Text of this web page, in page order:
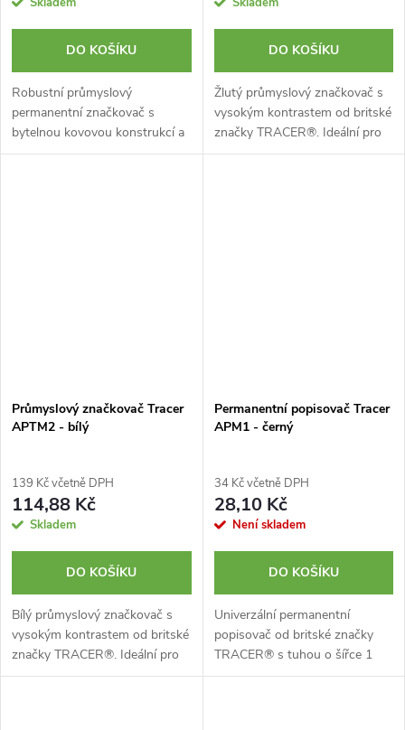
DO KOŠÍKU
Robustní průmyslový
permanentní značkovač s
bytelnou kovovou konstrukcí a
trvanlivým hrotem od britské
DO KOŠÍKU
Žlutý průmyslový značkovač s
vysokým kontrastem od britské
značky TRACER®. Ideální pro
značení skla, porcelánu a
Průmyslový značkovač Tracer
APTM2 - bílý
139 Kč včetně DPH
114,88 Kč
Skladem
DO KOŠÍKU
Bílý průmyslový značkovač s
vysokým kontrastem od britské
značky TRACER®. Ideální pro
značení skla, porcelánu a
Permanentní popisovač Tracer
APM1 - černý
34 Kč včetně DPH
28,10 Kč
Není skladem
DO KOŠÍKU
Univerzální permanentní
popisovač od britské značky
TRACER® s tuhou o šířce 1
mm. Rychleschnoucí inkoust.